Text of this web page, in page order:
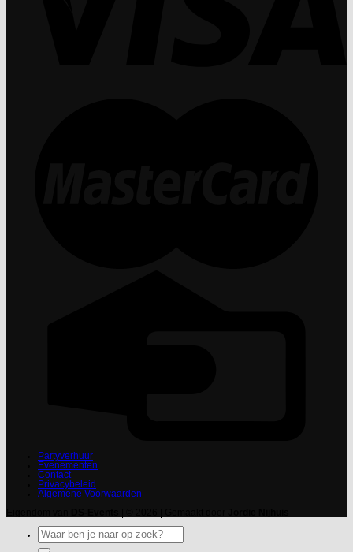
Partyverhuur
Evenementen
Contact
Privacybeleid
Algemene Voorwaarden
Zoeken
naar: